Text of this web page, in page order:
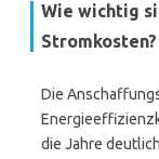
Wie wichtig
Stromkosten?
Die
die Jahre